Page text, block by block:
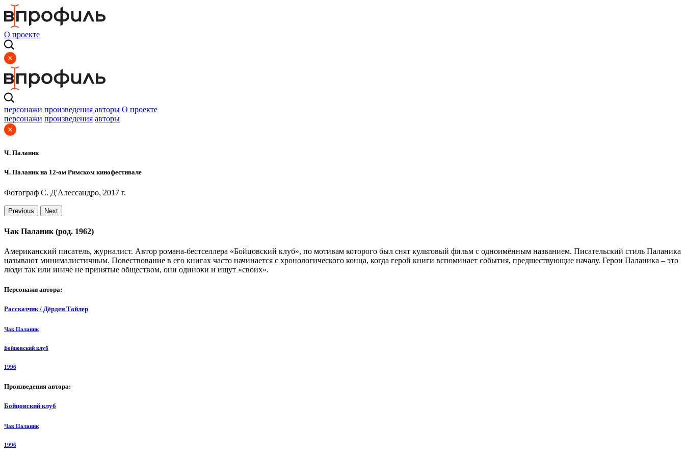
О проекте
персонажи произведения авторы О проекте
персонажи произведения авторы
Ч. Паланик
Ч. Паланик на 12-ом Римском кинофестивале
Фотограф С. Д'Алессандро, 2017 г.
Previous Next
Чак Паланик (род. 1962)
Американский писатель, журналист. Автор романа-бестселлера «Бойцовский клуб», по мотивам которого был снят культовый фильм с одноимённым названием. Писательский стиль Паланика
называют минималистичным. Повествование в его книгах часто начинается с хронологического конца, когда герой книги вспоминает события, предшествующие началу. Герои Паланика – это
люди так или иначе не принятые обществом, они одиноки и ищут «своих».
Персонажи автора:
Рассказчик / Дёрден Тайлер
Чак Паланик
Бойцовский клуб
1996
Произведения автора:
Бойцовский клуб
Чак Паланик
1996